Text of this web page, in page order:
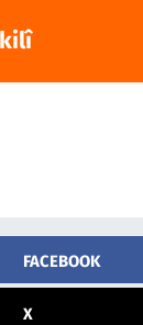
FACEBOOK
X